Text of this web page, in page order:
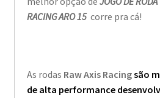
RACING ARO 15corre pra cá!
As rodas Raw Axis Racingsão
de alta performance